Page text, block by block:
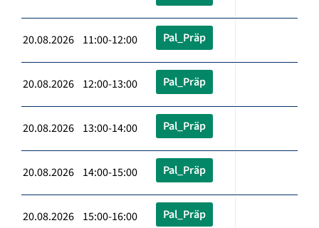
20.08.2026 11:00-12:00 Pal_Präp
20.08.2026 12:00-13:00 Pal_Präp
20.08.2026 13:00-14:00 Pal_Präp
20.08.2026 14:00-15:00 Pal_Präp
20.08.2026 15:00-16:00 Pal_Präp